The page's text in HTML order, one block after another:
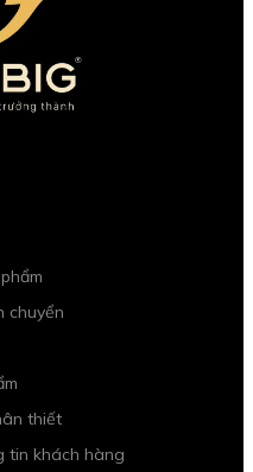
chuyển
thiết
tin khách hàng